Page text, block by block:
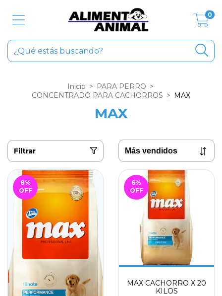
0
Inicio > PARA PERRO >
CONCENTRADO PARA CACHORROS > MAX
MAX
Filtrar
8%
OFF
6%
OFF
MAX CACHORRO X 20
KILOS